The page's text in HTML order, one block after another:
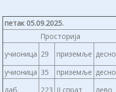
петак 05.09.2025.
Просторија
учионица 29 приземље десно
учионица 35 приземље десно
лаб.
223 II спрат лево